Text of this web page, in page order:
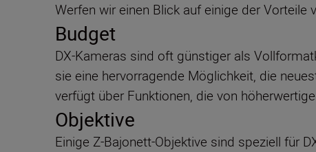
Werfen wir einen Blick auf einige der Vorteile
Budget
DX-Kameras sind oft günstiger als
sie eine hervorragende Möglichkeit, die
verfügt über Funktionen, die von
Objektive
Einige Z-Bajonett-Objektive sind speziell für